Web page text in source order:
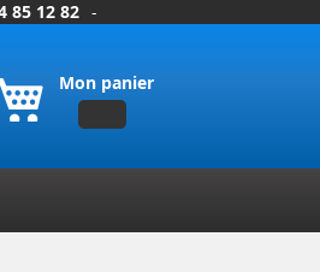
85 12 82 -
Mon panier